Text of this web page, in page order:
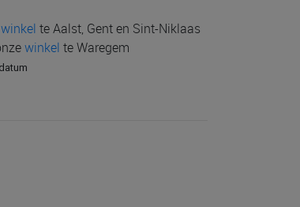
winkel te Aalst, Gent en Sint-Niklaas
winkel te Waregem